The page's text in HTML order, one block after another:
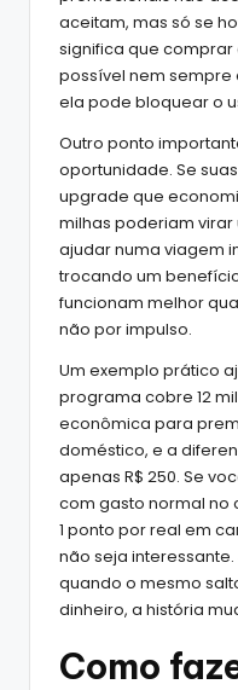
aceitam, mas só se
significa que
possível nem sempre
ela pode bloquear o
Outro ponto
oportunidade. Se
upgrade que
milhas poderiam
ajudar numa viagem
trocando um
funcionam melhor
não por impulso.
Um exemplo prático
programa cobre 12
econômica para
doméstico, e a
apenas R$ 250. Se
com gasto normal no
1 ponto por real em
não seja interessante.
quando o mesmo
dinheiro, a história
Como